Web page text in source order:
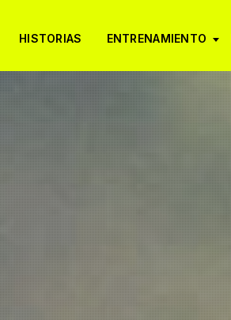
HISTORIAS ENTRENAMIENTO